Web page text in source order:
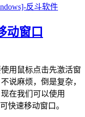
动窗口
用鼠标点击先激活窗
说麻烦，倒是复杂，
在我们可以使用
快速移动窗口。